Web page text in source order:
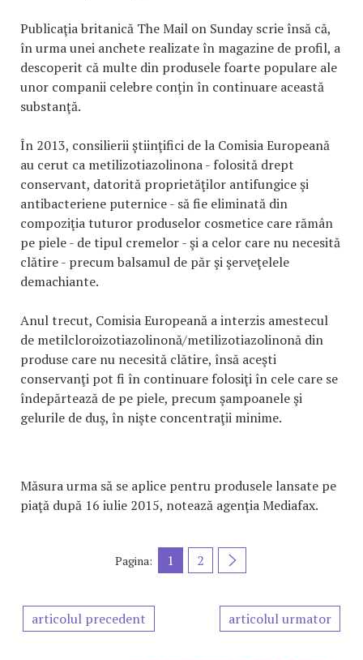
Publicaţia britanică The Mail on Sunday scrie însă că,
în urma unei anchete realizate în magazine de profil, a
descoperit că multe din produsele foarte populare ale
unor companii celebre conţin în continuare această
substanţă.
În 2013, consilierii ştiinţifici de la Comisia Europeană
au cerut ca metilizotiazolinona - folosită drept
conservant, datorită proprietăţilor antifungice şi
antibacteriene puternice - să fie eliminată din
compoziţia tuturor produselor cosmetice care rămân
pe piele - de tipul cremelor - şi a celor care nu necesită
clătire - precum balsamul de păr şi şerveţelele
demachiante.
Anul trecut, Comisia Europeană a interzis amestecul
de metilcloroizotiazolinonă/metilizotiazolinonă din
produse care nu necesită clătire, însă aceşti
conservanţi pot fi în continuare folosiţi în cele care se
îndepărtează de pe piele, precum şampoanele şi
gelurile de duş, în nişte concentraţii minime.
Măsura urma să se aplice pentru produsele lansate pe
piaţă după 16 iulie 2015, notează agenţia Mediafax.
Pagina: 1 2
articolul precedent articolul urmator